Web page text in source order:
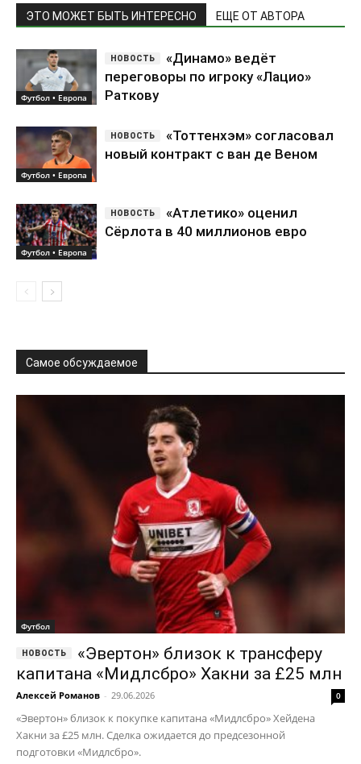
ЭТО МОЖЕТ БЫТЬ ИНТЕРЕСНО ЕЩЕ ОТ АВТОРА
Футбол • Европа
«Динамо» ведёт
переговоры по игроку «Лацио»
Раткову
Футбол • Европа
«Тоттенхэм» согласовал
новый контракт с ван де Веном
Футбол • Европа
«Атлетико» оценил
Сёрлота в 40 миллионов евро
Самое обсуждаемое
Футбол
«Эвертон» близок к трансферу
капитана «Мидлсбро» Хакни за £25 млн
Алексей Романов - 29.06.2026 0
«Эвертон» близок к покупке капитана «Мидлсбро» Хейдена
Хакни за £25 млн. Сделка ожидается до предсезонной
подготовки «Мидлсбро».